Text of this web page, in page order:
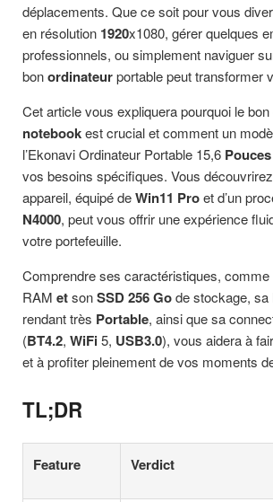
déplacements. Que ce soit pour vous
en résolution 1920x1080, gérer quelques
professionnels, ou simplement naviguer
bonordinateurportable peut transformer
Cet article vous expliquera pourquoi le bon
notebookest crucial et comment un
l’Ekonavi Ordinateur Portable 15,6 Pouces
vos besoins spécifiques. Vous
appareil, équipé deWin11 Proet d’un
N4000, peut vous offrir une expérience
votre portefeuille.
Comprendre ses caractéristiques, comme
RAM etsonSSD 256 Gode stockage, sa
rendant très Portable, ainsi que sa
(BT4.2, WiFi5, USB3.0), vous aidera à
et à profiter pleinement de vos moments
TL;DR
Feature Verdict